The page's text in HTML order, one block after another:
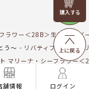
舗情報 ログイン
リリヤン
フェア
上に戻る
ラワー＜28B＞生地 （ホ
う～
リバティプリント マ
マリーナ・シーフラワー
オリジナル）
リバティ
5月8日（金）発売の商品